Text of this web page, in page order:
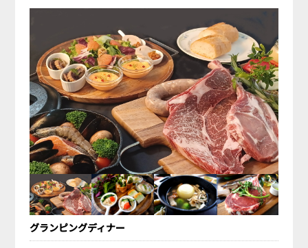
グランピングディナー